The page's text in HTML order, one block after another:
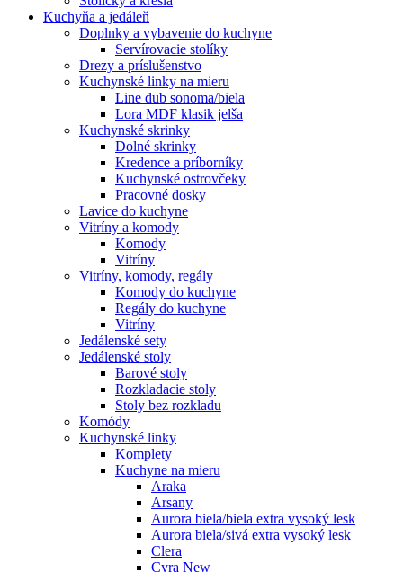
Kuchyňa a jedáleň
Doplnky a vybavenie do kuchyne
Servírovacie stolíky
Drezy a príslušenstvo
Kuchynské linky na mieru
Line dub sonoma/biela
Lora MDF klasik jelša
Kuchynské skrinky
Dolné skrinky
Kredence a príborníky
Kuchynské ostrovčeky
Pracovné dosky
Lavice do kuchyne
Vitríny a komody
Komody
Vitríny
Vitríny, komody, regály
Komody do kuchyne
Regály do kuchyne
Vitríny
Jedálenské sety
Jedálenské stoly
Barové stoly
Rozkladacie stoly
Stoly bez rozkladu
Komódy
Kuchynské linky
Komplety
Kuchyne na mieru
Araka
Arsany
Aurora biela/biela extra vysoký lesk
Aurora biela/sivá extra vysoký lesk
Clera
Cyra New